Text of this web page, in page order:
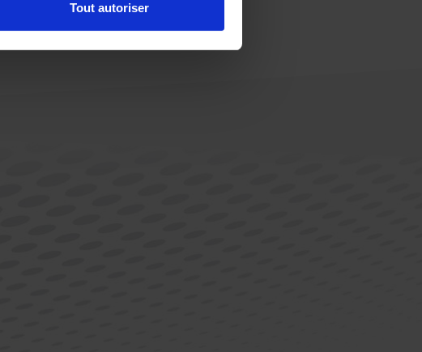
Tout autoriser